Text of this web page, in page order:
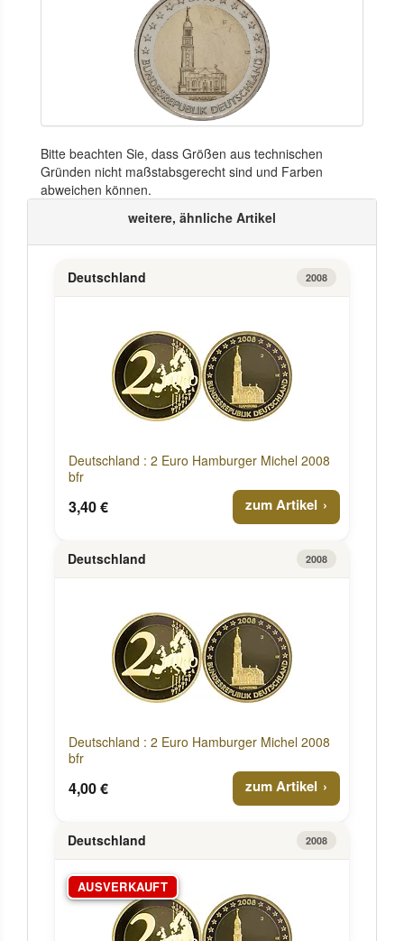
Bitte beachten Sie, dass Größen aus technischen
Gründen nicht maßstabsgerecht sind und Farben
abweichen können.
weitere, ähnliche Artikel
Deutschland 2008
Deutschland : 2 Euro Hamburger Michel 2008
bfr
3,40 € zum Artikel
Deutschland 2008
Deutschland : 2 Euro Hamburger Michel 2008
bfr
4,00 € zum Artikel
Deutschland 2008
AUSVERKAUFT